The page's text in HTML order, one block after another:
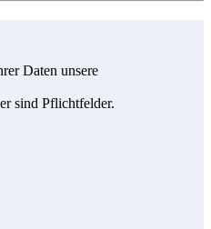
Daten unsere
sind Pflichtfelder.